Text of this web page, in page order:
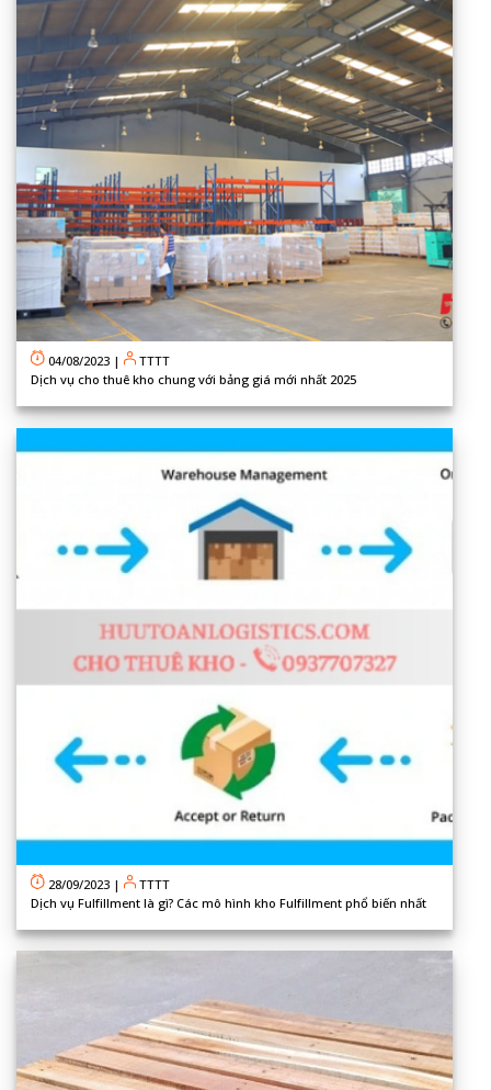
04/08/2023 |
TTTT
Dịch vụ cho thuê kho chung với bảng giá mới nhất 2025
28/09/2023 |
TTTT
Dịch vụ Fulfillment là gì? Các mô hình kho Fulfillment phổ biến nhất